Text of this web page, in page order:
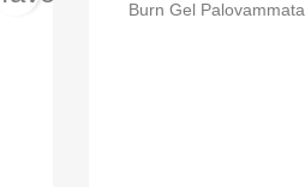
Pikakatselu
Burn Gel